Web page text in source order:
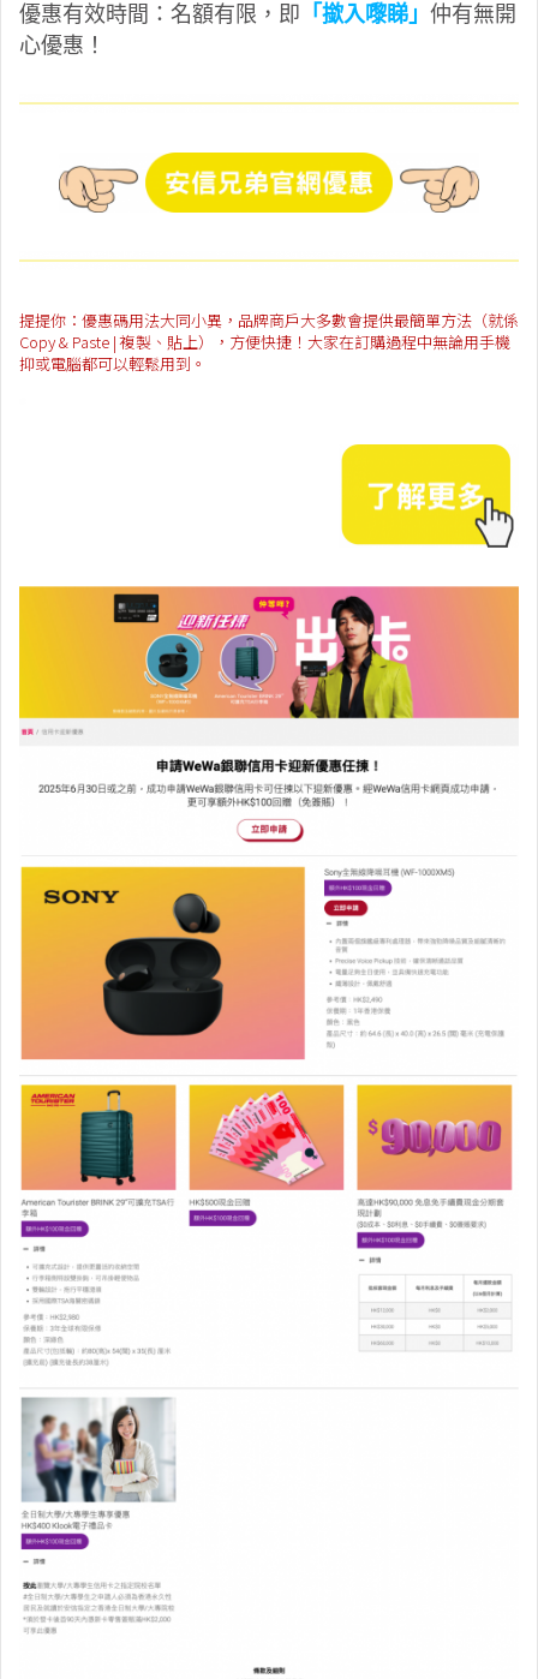
優惠有效時間：名額有限，即 「撳入嚟睇」 仲有無開
心優惠！
提提你：優惠碼用法大同小異，品牌商戶大多數會提供最簡單方法（就係
Copy & Paste | 複製、貼上），方便快捷！大家在訂購過程中無論用手機
抑或電腦都可以輕鬆用到。